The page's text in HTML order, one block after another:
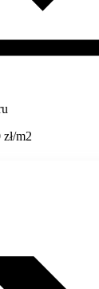
zł/m2